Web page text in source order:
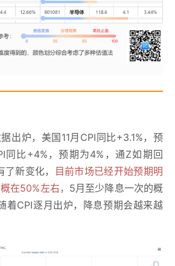
出炉，美国11月CPI同比+3.1%，预
同比+4%，预期为4%，通Z如期回
新变化，
目前市场已经开始预期明
在50%左右， 5月至少降息一次的概
着CPI逐月出炉，降息预期会越来越